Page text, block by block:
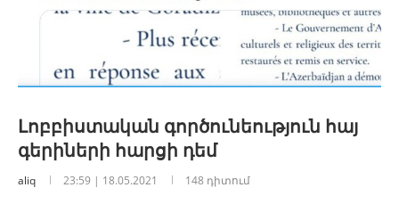
Լոբբիստական գործունեություն հայ
գերիների հարցի դեմ
aliq 23:59 | 18.05.2021 148 դիտում